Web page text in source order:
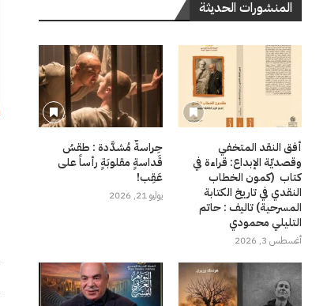
المنشورات الحديثة
أفق النقد المتخفي
وقصديّة الإبداع: قراءة في
كتاب (كمون الخطاب
النقدي في تاريخ الكتابة
المسرحية) تاليف : حاتم
التليلي محمودي
أغسطس 3, 2026
حِراسةٌ مُشدَّدة : طقسُ
قَداسةٍ مقلوبَةٍ رأساً على
عَقِب!
يوليو 21, 2026